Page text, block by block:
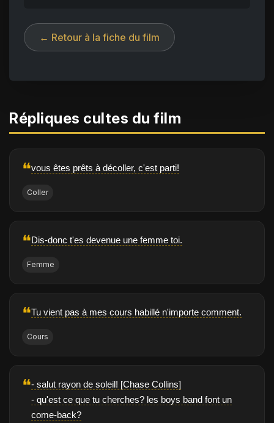
← Retour à la fiche du film
Répliques cultes du film
❝vous êtes prêts à décoller, c'est parti!
Coller
❝Dis-donc t'es devenue une femme toi.
Femme
❝Tu vient pas à mes cours habillé n'importe comment.
Cours
❝- salut rayon de soleil! [Chase Collins]
- qu'est ce que tu cherches? les boys band font un
come-back?